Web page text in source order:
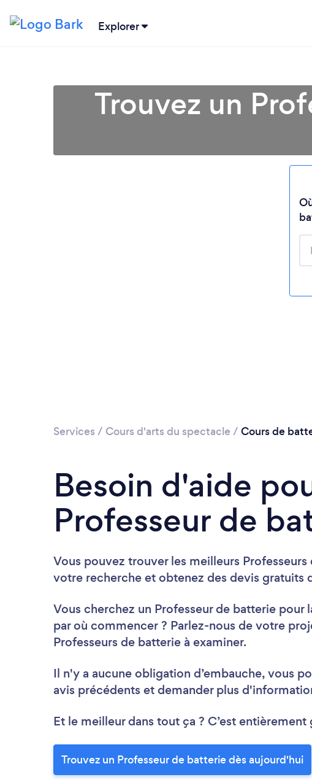
Explorer
Trouvez un
Services / Cours d'arts du spectacle / Cours de
Besoin d'aide
Professeur de
Vous pouvez trouver les meilleurs
votre recherche et obtenez des devis gratuits
Vous cherchez un Professeur de batterie pour
par où commencer ? Parlez-nous de votre
Professeurs de batterie à examiner.
Il n'y a aucune obligation d’embauche, vous
avis précédents et demander plus
Et le meilleur dans tout ça ? C’est entièrement
Trouvez un Professeur de batterie dès aujourd'hui